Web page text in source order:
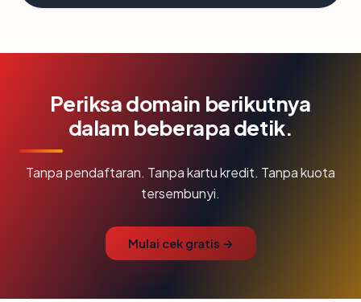
Periksa domain berikutnya
dalam beberapa detik.
Tanpa pendaftaran. Tanpa kartu kredit. Tanpa kuota
tersembunyi.
Mulai cek gratis →